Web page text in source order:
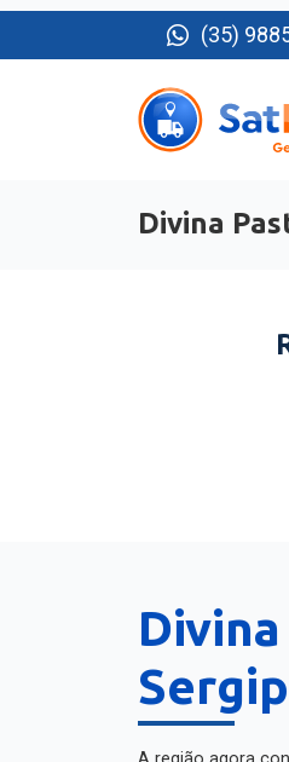
(35)
Divina
A região agora